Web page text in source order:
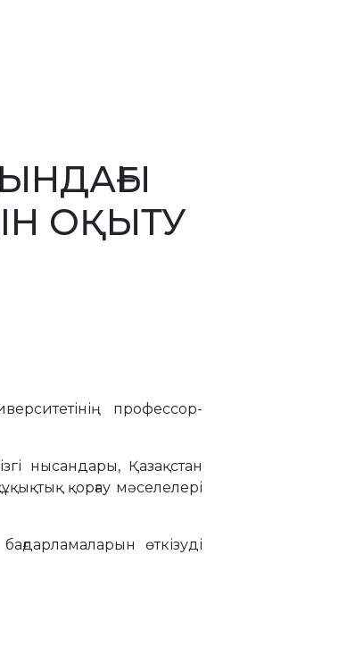
ОҚЫТУ
профессор-
нысандары, Қазақстан
қорғау мәселелері
өткізуді